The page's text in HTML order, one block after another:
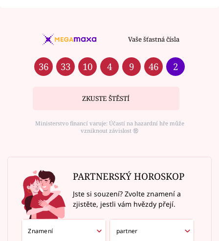
Vaše šťastná čísla
36 33 10 4 9 46 2
ZKUSTE ŠTĚSTÍ
Ministerstvo financí varuje: Účastí na hazardní hře může
vzniknout závislost ⑱
PARTNERSKÝ HOROSKOP
Jste si souzení? Zvolte znamení a
zjistěte, jestli vám hvězdy přejí.